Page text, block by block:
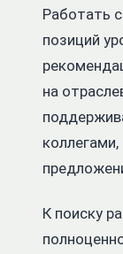
Работать
позиций
на
К поиску